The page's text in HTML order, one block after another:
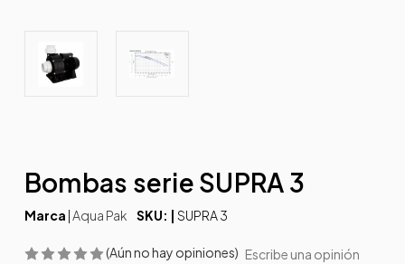
Bombas serie SUPRA 3
Marca |Aqua Pak SKU: | SUPRA 3
(Aún no hay opiniones) Escribe una opinión